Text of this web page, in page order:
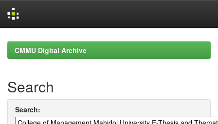
navigationCMMU Digital Archive
Search
Search: